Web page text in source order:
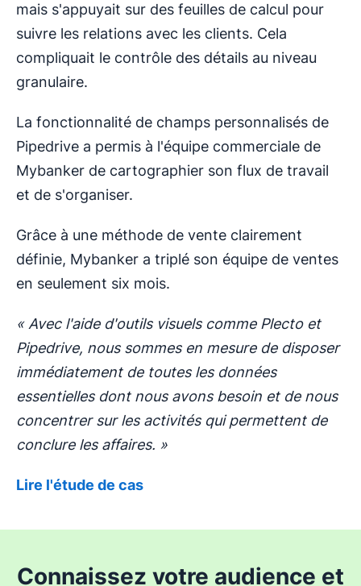
mais s'appuyait sur des feuilles de calcul pour
suivre les relations avec les clients. Cela
compliquait le contrôle des détails au niveau
granulaire.
La fonctionnalité de champs personnalisés de
Pipedrive a permis à l'équipe commerciale de
Mybanker de cartographier son flux de travail
et de s'organiser.
Grâce à une méthode de vente clairement
définie, Mybanker a triplé son équipe de ventes
en seulement six mois.
« Avec l'aide d'outils visuels comme Plecto et
Pipedrive, nous sommes en mesure de disposer
immédiatement de toutes les données
essentielles dont nous avons besoin et de nous
concentrer sur les activités qui permettent de
conclure les affaires. »
Lire l'étude de cas
Connaissez votre audience et